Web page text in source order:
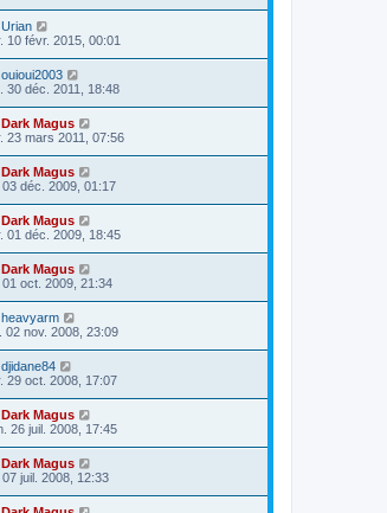
Urian
10 févr. 2015, 00:01
ouioui2003
30 déc. 2011, 18:48
Dark Magus
23 mars 2011, 07:56
Dark Magus
03 déc. 2009, 01:17
Dark Magus
01 déc. 2009, 18:45
Dark Magus
01 oct. 2009, 21:34
heavyarm
02 nov. 2008, 23:09
djidane84
29 oct. 2008, 17:07
Dark Magus
26 juil. 2008, 17:45
Dark Magus
07 juil. 2008, 12:33